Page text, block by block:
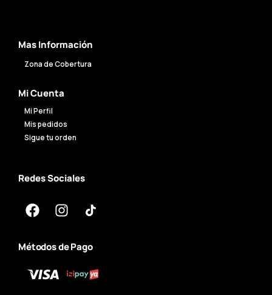
Mas Información
Zona de Cobertura
Mi Cuenta
Mi Perfil
Mis pedidos
Sigue tu orden
Redes Sociales
Métodos de Pago